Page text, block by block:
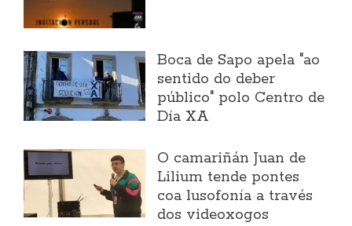
Boca de Sapo apela "ao
sentido do deber
público" polo Centro de
Día XA
O camariñán Juan de
Lilium tende pontes
coa lusofonía a través
dos videoxogos